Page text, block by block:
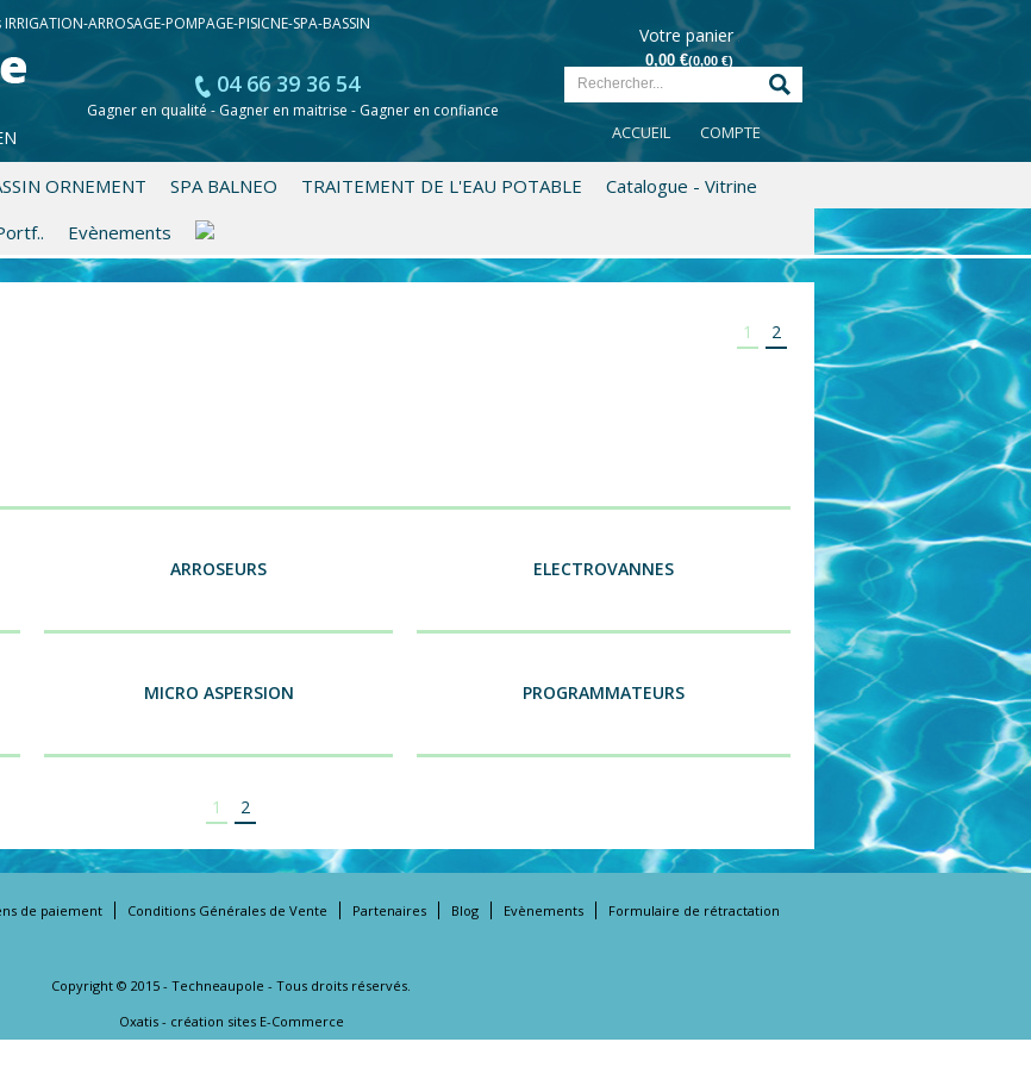
ARROSAGE-POMPAGE-PISICNE-SPA-BASSIN
04 66 39 36 54
Gagner en qualité - Gagner en maitrise - Gagner en confiance
Votre panier:
0,00 €(0,00 €)
0 article(s) dans mon panier
Total : Voir mon panier
ACCUEIL COMPTE
ORNEMENT SPA BALNEO TRAITEMENT DE L'EAU POTABLE
Catalogue - Vitrine
Evènements
1 2
ARROSEURS ELECTROVANNES
MICRO ASPERSION PROGRAMMATEURS
1 2
de paiement Conditions Générales de Vente Partenaires Blog Evènements Formulaire de rétractation
Copyright © 2015 - Techneaupole - Tous droits réservés.
Oxatis - création sites E-Commerce